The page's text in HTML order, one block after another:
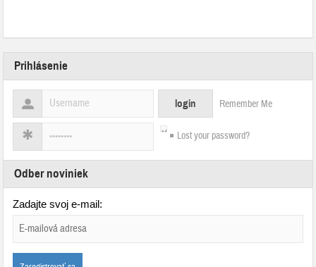
Prihlásenie
Remember Me
Lost your password?
Odber noviniek
Zadajte svoj e-mail: